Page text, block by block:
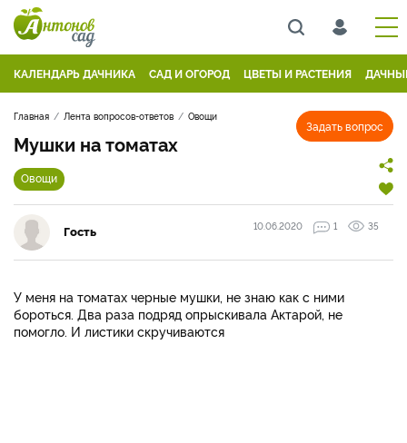
КАЛЕНДАРЬ ДАЧНИКА САД И ОГОРОД ЦВЕТЫ И РАСТЕНИЯ
Задать вопрос
Главная Лента вопросов-ответов Овощи
Мушки на томатах
Овощи
Гость 10.06.2020 1 35
У меня на томатах черные мушки, не знаю как с ними
бороться. Два раза подряд опрыскивала Актарой, не
помогло. И листики скручиваются